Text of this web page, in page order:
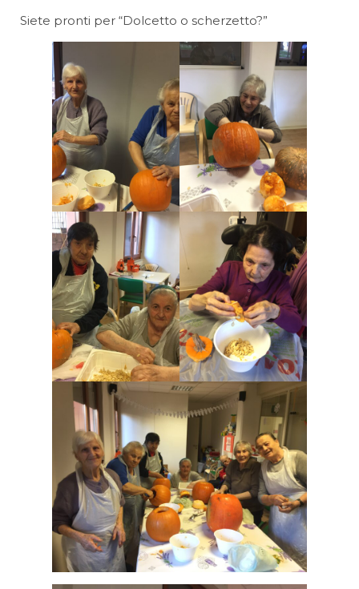
Siete pronti per “Dolcetto o scherzetto?”